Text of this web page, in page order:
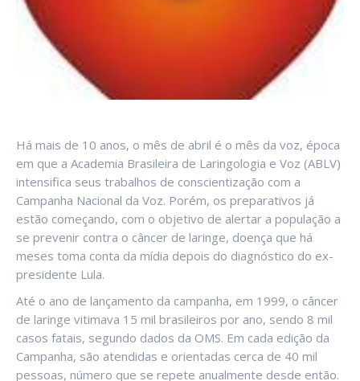
Há mais de 10 anos, o mês de abril é o mês da voz, época
em que a Academia Brasileira de Laringologia e Voz (ABLV)
intensifica seus trabalhos de conscientização com a
Campanha Nacional da Voz. Porém, os preparativos já
estão começando, com o objetivo de alertar a população a
se prevenir contra o câncer de laringe, doença que há
meses toma conta da mídia depois do diagnóstico do ex-
presidente Lula.
Até o ano de lançamento da campanha, em 1999, o câncer
de laringe vitimava 15 mil brasileiros por ano, sendo 8 mil
casos fatais, segundo dados da OMS. Em cada edição da
Campanha, são atendidas e orientadas cerca de 40 mil
pessoas, número que se repete anualmente desde então.